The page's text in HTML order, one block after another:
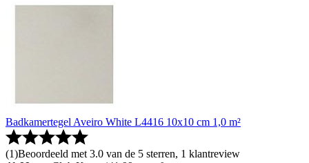
Badkamertegel Aveiro White L4416 10x10 cm 1,0 m²
(1)Beoordeeld met 3.0 van de 5 sterren, 1 klantreview